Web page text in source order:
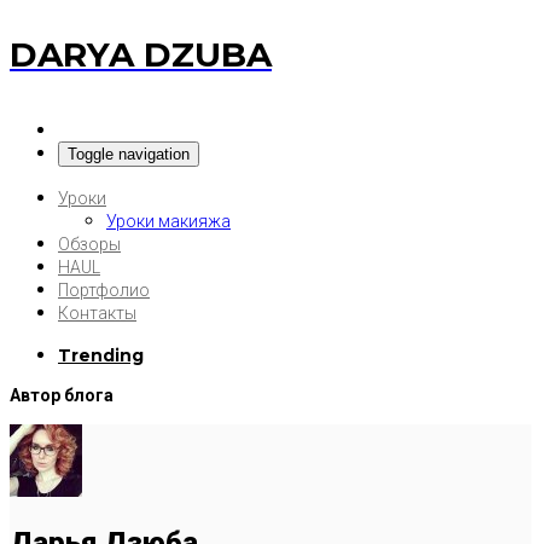
DARYA DZUBA
Toggle navigation
Уроки
Уроки макияжа
Обзоры
HAUL
Портфолио
Контакты
Trending
Автор блога